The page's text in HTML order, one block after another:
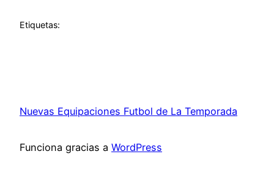
Etiquetas:
Nuevas Equipaciones Futbol de La Temporada
Funciona gracias a WordPress